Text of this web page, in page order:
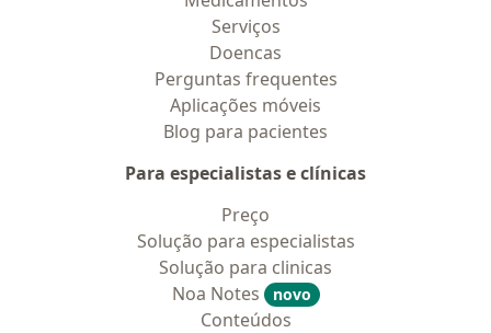
Serviços
Doencas
Perguntas frequentes
Aplicações móveis
Blog para pacientes
Para especialistas e clínicas
Preço
Solução para especialistas
Solução para clinicas
Noa Notes
novo
Conteúdos